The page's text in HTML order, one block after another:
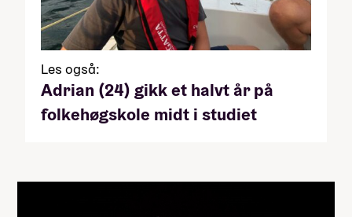
Les også:
Adrian (24) gikk et halvt år på
folkehøgskole midt i studiet